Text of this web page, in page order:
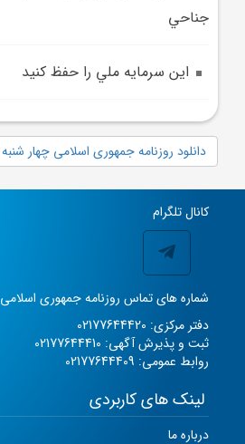
جناحي
اين سرمايه ملي را حفظ کنيد
دانلود روزنامه جمهوری اسلامی چهار شنبه 1405/04/17 شماره 13396
کانال تلگرام
شماره های تماس روزنامه جمهوری اسلامی
دفتر مرکزی: 02177644420
ثبت و پذیرش آگهی: 02177644410
روابط عمومی: 02177644409
لینک های کاربردی
درباره ما